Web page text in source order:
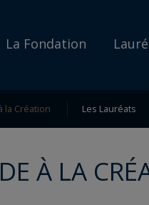
Accueil
La Fondation
la Création Les Lauréats
À LA